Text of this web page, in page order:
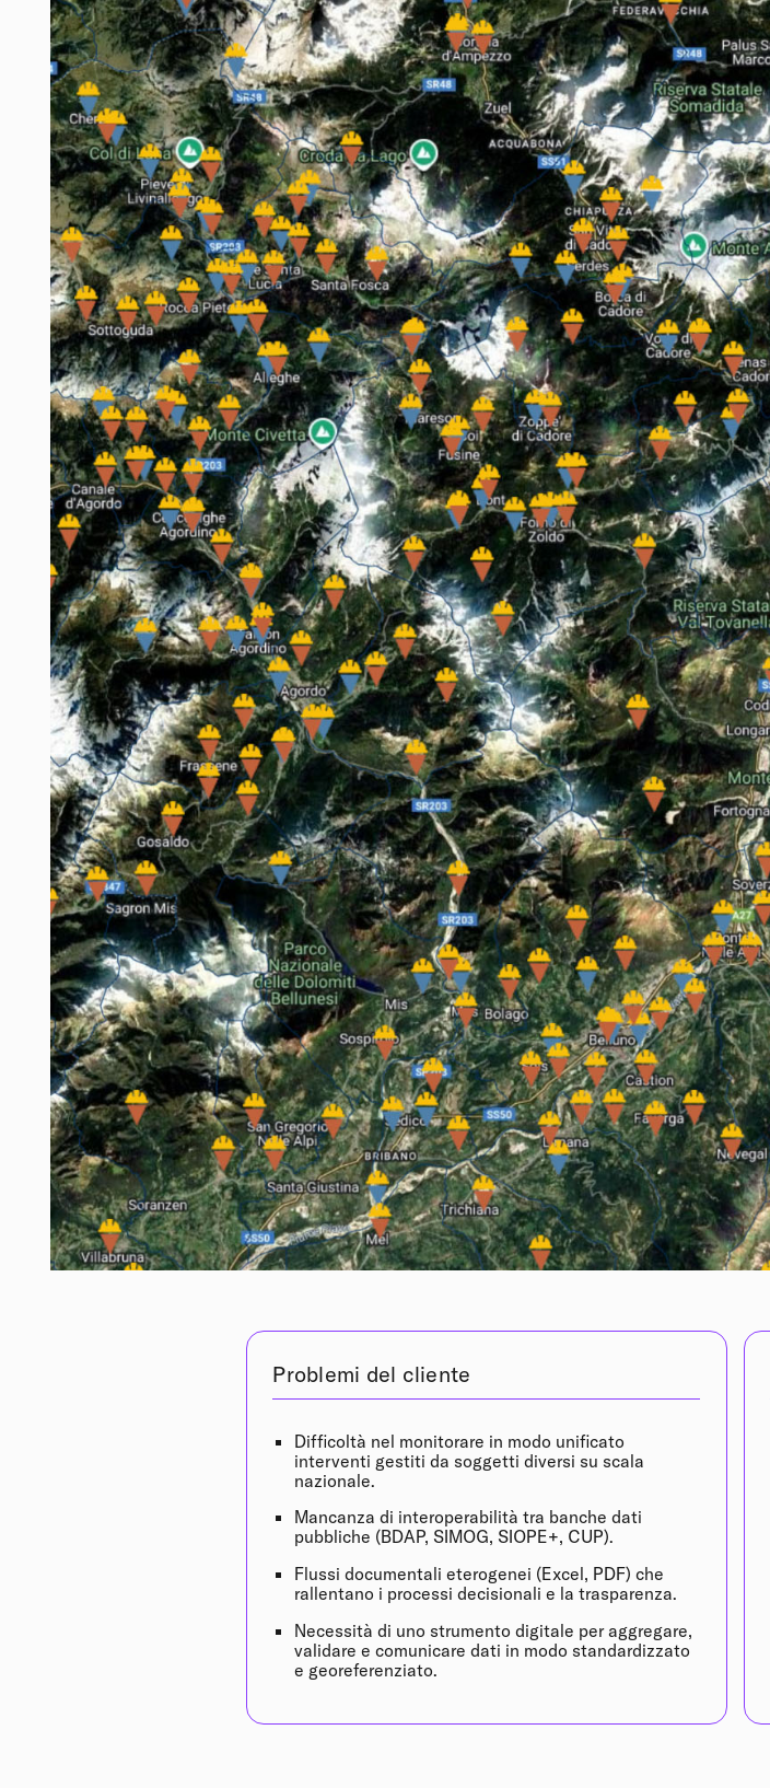
Problemi del cliente
Difficoltà nel monitorare in modo unificato
interventi gestiti da soggetti diversi su scala
nazionale.
Mancanza di interoperabilità tra banche dati
pubbliche (BDAP, SIMOG, SIOPE+, CUP).
Flussi documentali eterogenei (Excel, PDF) che
rallentano i processi decisionali e la trasparenza.
Necessità di uno strumento digitale per aggregare,
validare e comunicare dati in modo standardizzato
e georeferenziato.